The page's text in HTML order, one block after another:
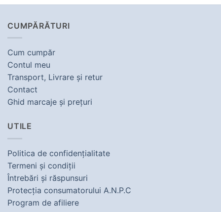
CUMPĂRĂTURI
Cum cumpăr
Contul meu
Transport, Livrare şi retur
Contact
Ghid marcaje şi preţuri
UTILE
Politica de confidenţialitate
Termeni şi condiţii
Întrebări şi răspunsuri
Protecţia consumatorului A.N.P.C
Program de afiliere